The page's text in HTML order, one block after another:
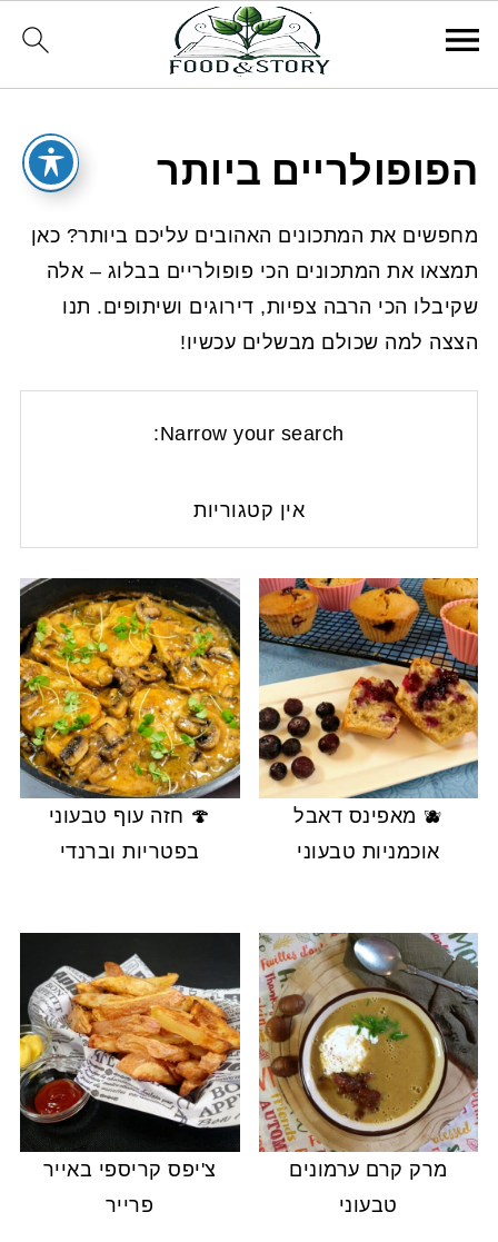
הפופולריים ביותר
מחפשים את המתכונים האהובים עליכם ביותר? כאן
תמצאו את המתכונים הכי פופולריים בבלוג – אלה
שקיבלו הכי הרבה צפיות, דירוגים ושיתופים. תנו
הצצה למה שכולם מבשלים עכשיו!
Narrow your search:
אין קטגוריות
🫐 מאפינס דאבל
אוכמניות טבעוני
🍄 חזה עוף טבעוני
בפטריות וברנדי
מרק קרם ערמונים
טבעוני
צ'יפס קריספי באייר
פרייר